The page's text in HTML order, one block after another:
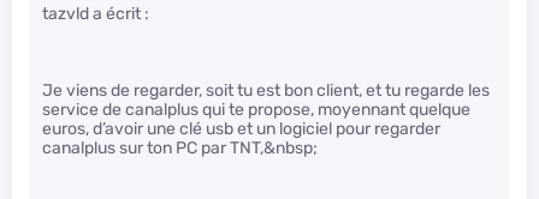
tazvld a écrit :
Je viens de regarder, soit tu est bon client, et tu regarde les
service de canalplus qui te propose, moyennant quelque
euros, d’avoir une clé usb et un logiciel pour regarder
canalplus sur ton PC par TNT,&nbsp;